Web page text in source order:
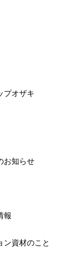
プオザキ
お知らせ
報
ン資材のこと